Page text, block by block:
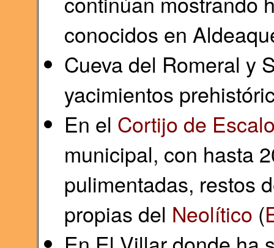
conocidos en
Cueva del Romeral y
yacimientos
En el Cortijo de
municipal, con hasta
pulimentadas, restos
propias del Neolítico (